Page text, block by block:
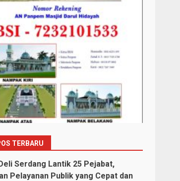
TERBARU
Serdang Lantik 25 Pejabat,
Pelayanan Publik yang Cepat dan